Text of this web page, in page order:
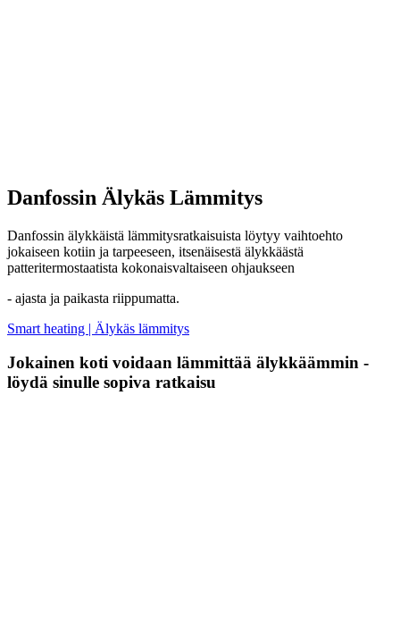
Danfossin Älykäs Lämmitys
Danfossin älykkäistä lämmitysratkaisuista löytyy vaihtoehto
jokaiseen kotiin ja tarpeeseen, itsenäisestä älykkäästä
patteritermostaatista kokonaisvaltaiseen ohjaukseen
- ajasta ja paikasta riippumatta.
Smart heating | Älykäs lämmitys
Jokainen koti voidaan lämmittää älykkäämmin -
löydä sinulle sopiva ratkaisu